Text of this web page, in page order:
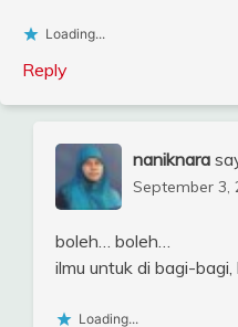
Loading...
Reply
naniknara
September 3,
boleh… boleh…
ilmu untuk di bagi-
Loading...